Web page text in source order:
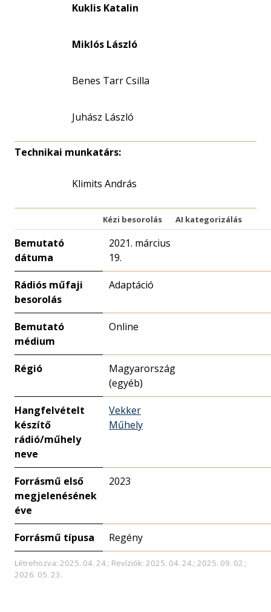
Kuklis Katalin
Miklós László
Benes Tarr Csilla
Juhász László
Technikai munkatárs:
Klimits András
Kézi besorolás AI kategorizálás
Bemutató
dátuma
2021. március
19.
Rádiós műfaji
besorolás
Adaptáció
Bemutató
médium
Online
Régió
Magyarország
(egyéb)
Hangfelvételt
készítő
rádió/műhely
neve
Vekker
Műhely
Forrásmű első
megjelenésének
éve
2023
Forrásmű típusa Regény
Létrehozva: 2025. 04. 24.; Revíziók: 2025. 04. 24.; 2025. 09. 02.;
2026. 05. 23.